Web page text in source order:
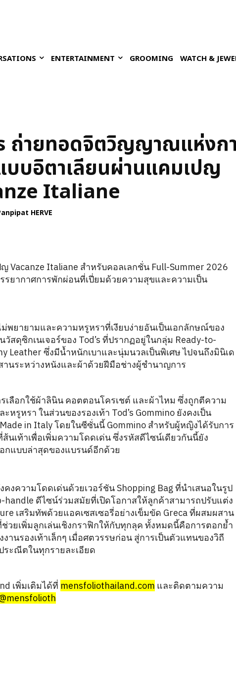
ENTERTAINMENT GROOMING WATCH &
ถ่ายทอดจิตวิญญาณแห่งก
บอิตาเลียนผ่านแคมเปญ
Italiane
HERVE
Vacanze Italiane สำหรับคอลเลกชั่น Full-Summer 2026
ยากาศการพักผ่อนที่เปี่ยมด้วยความสุขและความเป็น
พยายามและความหรูหราที่เงียบง่ายอันเป็นเอกลักษณ์ของ
สดุซิกเนเจอร์ของ Tod’s ที่ปรากฏอยู่ในกลุ่ม Ready-to-
Leather ซึ่งมีน้ำหนักเบาและนุ่มนวลเป็นพิเศษ ไปจนถึงมินิเด
นระหว่างหนังและผ้าด้วยฝีมือช่างผู้ชำนาญการ
เลือกใช้ผ้าลินิน คอตตอนโครเชต์ และผ้าไหม ซึ่งถูกตีความ
รูหรา ในส่วนของรองเท้า Tod’s Gommino ยังคงเป็น
in Italy โดยในซีซั่นนี้ Gommino สำหรับผู้หญิงได้รับการ
นเท้าเพื่อเพิ่มความโดดเด่น ซึ่งรหัสดีไซน์เดียวกันนี้ยัง
กแบบล่าสุดของแบรนด์อีกด้วย
งความโดดเด่นด้วยเวอร์ชัน Shopping Bag ที่นำเสนอในรูป
handle ดีไซน์ร่วมสมัยที่เปิดโอกาสให้ลูกค้าสามารถปรับแต่ง
เสริมทัพด้วยแอคเซสเซอรี่อย่างเข็มขัด Greca ที่ผสมผสาน
วยเพิ่มลูกเล่นเชิงกราฟิกให้กับทุกลุค ทั้งหมดนี้คือการตอกย้ำ
งานรองเท้าเล็กๆ เมื่อศตวรรษก่อน สู่การเป็นตัวแทนของวิถี
ะณีตในทุกรายละเอียด
เพิ่มเติมได้ที่ mensfoliothailand.com และติดตามความ